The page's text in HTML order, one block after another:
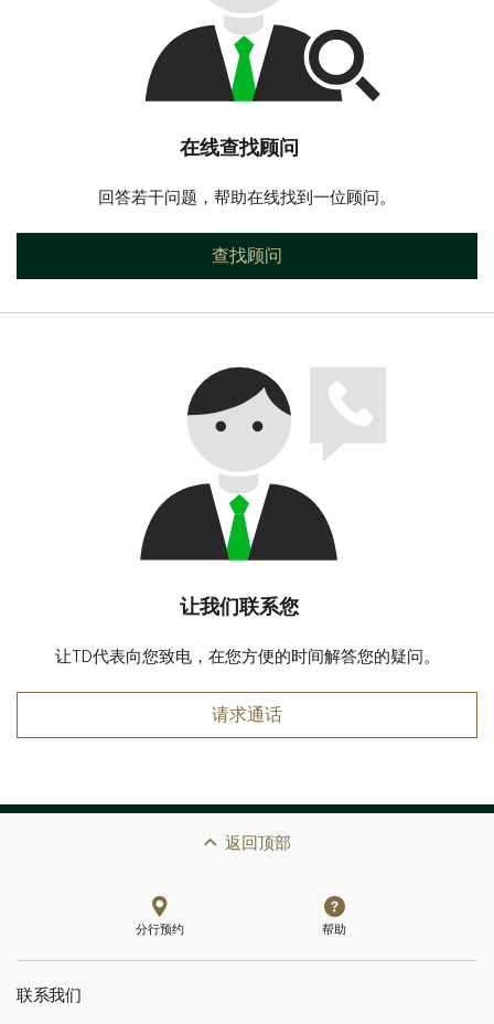
在线查找顾问
回答若干问题，帮助在线找到一位顾问。
查找顾问
让我们联系您
让TD代表向您致电，在您方便的时间解答您的疑问。
请求通话
返回顶部
分行预约 帮助
联系我们​​​​​​​